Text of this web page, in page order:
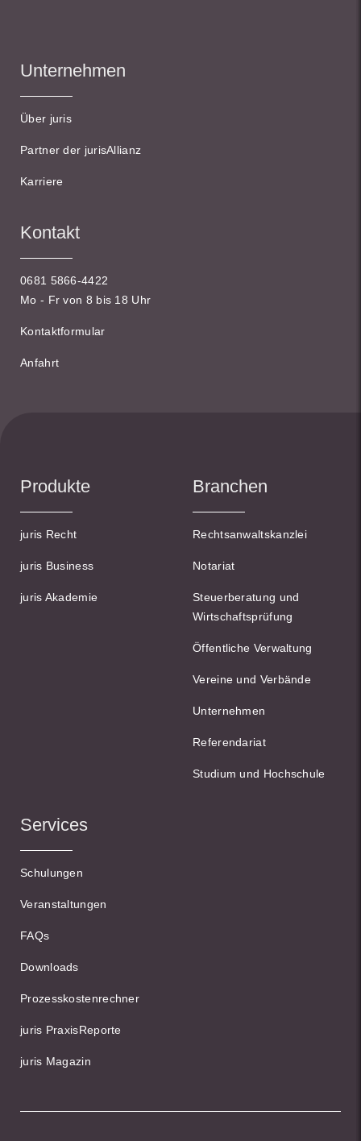
Unternehmen
Über juris
Partner der jurisAllianz
Karriere
Kontakt
0681 5866-4422
Mo - Fr von 8 bis 18 Uhr
Kontaktformular
Anfahrt
Produkte
juris Recht
juris Business
juris Akademie
Branchen
Rechtsanwaltskanzlei
Notariat
Steuerberatung und
Wirtschaftsprüfung
Öffentliche Verwaltung
Vereine und Verbände
Unternehmen
Referendariat
Studium und Hochschule
Services
Schulungen
Veranstaltungen
FAQs
Downloads
Prozesskostenrechner
juris PraxisReporte
juris Magazin